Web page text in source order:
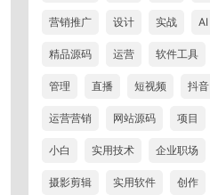
营销推广 设计 实战 AI
精品源码 运营 软件工具
管理 直播 短视频 抖音
运营营销 网站源码 项目
小白 实用技术 企业职场
摄影剪辑 实用软件 创作